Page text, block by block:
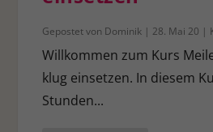
Gepostet von Dominik | 28. Mai 20 |
Willkommen zum Kurs
klug einsetzen. In diesem
Stunden...
Hier finden Sie eine Übersicht über
Sie können Ihre Einwilligung zu
oder sich weitere Informationen
bestimmte Cookies auswählen.
Alle akzeptieren